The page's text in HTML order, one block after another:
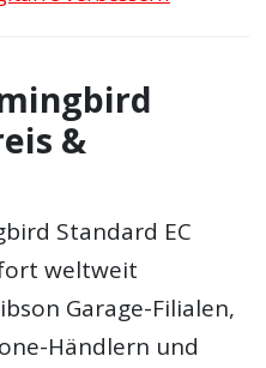
&
Standard EC
weltweit
Garage-Filialen,
Händlern und